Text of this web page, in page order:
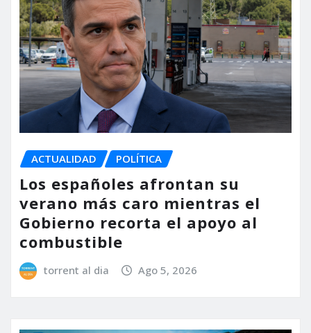
ACTUALIDAD POLÍTICA
Los españoles afrontan su
verano más caro mientras el
Gobierno recorta el apoyo al
combustible
torrent al dia Ago 5, 2026